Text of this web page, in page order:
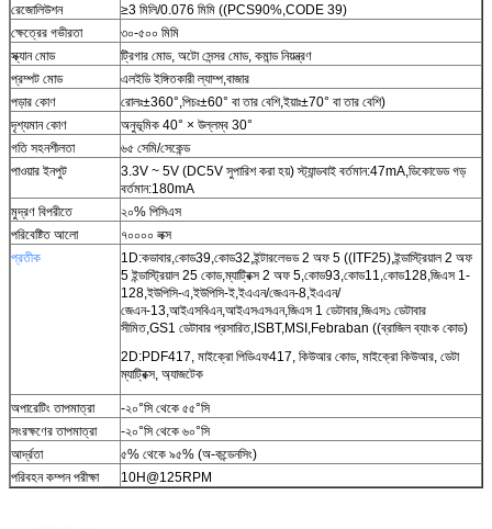
রেজোলিউশন
≥3 মিলি/0.076 মিমি ((PCS90%,CODE 39)
ক্ষেত্রের গভীরতা
৩০-৫০০ মিমি
স্ক্যান মোড
ট্রিগার মোড, অটো সেন্সর মোড, কমান্ড নিয়ন্ত্রণ
প্রম্পট মোড
এলইডি ইঙ্গিতকারী ল্যাম্প,বাজার
পড়ার কোণ
রোলঃ±360°,পিচঃ±60° বা তার বেশি,ইয়াঃ±70° বা তার বেশি)
দৃশ্যমান কোণ
অনুভূমিক 40° × উল্লম্ব 30°
গতি সহনশীলতা
৬৫ সেমি/সেকেন্ড
পাওয়ার ইনপুট
3.3V ~ 5V (DC5V সুপারিশ করা হয়) স্ট্যান্ডবাই বর্তমান:47mA,ডিকোডেড গড়
বর্তমান:180mA
মুদ্রণ বিপরীতে
২০% পিসিএস
পরিবেষ্টিত আলো
৭০০০০ লক্স
প্রতীক
1D:কডাবার,কোড39,কোড32,ইন্টারলেভড 2 অফ 5 ((ITF25),ইন্ডাস্ট্রিয়াল 2 অফ
5 ইন্ডাস্ট্রিয়াল 25 কোড,ম্যাট্রিক্স 2 অফ 5,কোড93,কোড11,কোড128,জিএস 1-
128,ইউপিসি-এ,ইউপিসি-ই,ইএএন/জেএন-8,ইএএন/
জেএন-13,আইএসবিএন,আইএসএসএন,জিএস 1 ডেটাবার,জিএস১ ডেটাবার
সীমিত,GS1 ডেটাবার প্রসারিত,ISBT,MSI,Febraban ((ব্রাজিল ব্যাংক কোড)
2D:PDF417, মাইক্রো পিডিএফ417, কিউআর কোড, মাইক্রো কিউআর, ডেটা
ম্যাট্রিক্স, অ্যাজটেক
অপারেটিং তাপমাত্রা
-২০°সি থেকে ৫৫°সি
সংরক্ষণের তাপমাত্রা
-২০°সি থেকে ৬০°সি
আর্দ্রতা
৫% থেকে ৯৫% (অ-কন্ডেনসিং)
পরিবহন কম্পন পরীক্ষা
10H@125RPM